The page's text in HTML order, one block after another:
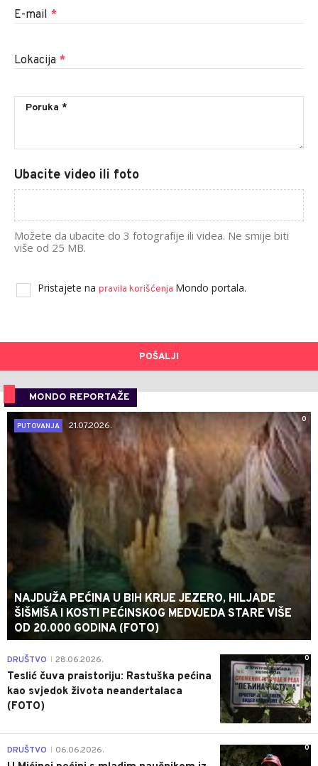
E-mail *
Lokacija *
Ubacite video ili foto
Možete da ubacite do 3 fotografije ili videa. Ne smije biti
više od 25 MB.
Pristajete na pravila korišćenja Mondo portala.
POŠALJI
MONDO REPORTAŽE
0
PUTOVANJA
21.07.2026.
NAJDUŽA PEĆINA U BIH KRIJE JEZERO, HILJADE
ŠIŠMIŠA I KOSTI PEĆINSKOG MEDVJEDA STARE VIŠE
OD 20.000 GODINA (FOTO)
0
DRUŠTVO 28.06.2026.
Teslić čuva praistoriju: Rastuška pećina
kao svjedok života neandertalaca
(FOTO)
0
DRUŠTVO 06.06.2026.